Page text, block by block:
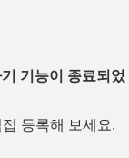
기능이 종료되었
등록해 보세요.